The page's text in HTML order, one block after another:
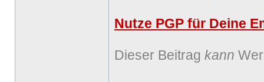
Nutze PGP für Deine
Dieser Beitrag kann